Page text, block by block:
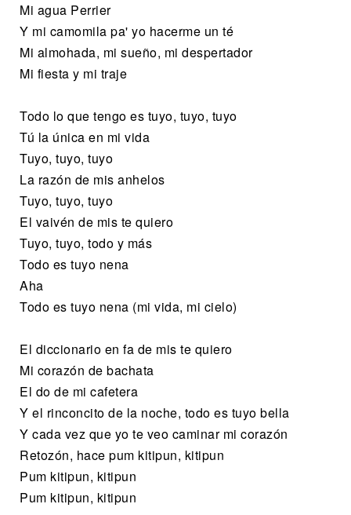
Mi agua Perrier
Y mi camomila pa' yo hacerme un té
Mi almohada, mi sueño, mi despertador
Mi fiesta y mi traje
Todo lo que tengo es tuyo, tuyo, tuyo
Tú la única en mi vida
Tuyo, tuyo, tuyo
La razón de mis anhelos
Tuyo, tuyo, tuyo
El vaivén de mis te quiero
Tuyo, tuyo, todo y más
Todo es tuyo nena
Aha
Todo es tuyo nena (mi vida, mi cielo)
El diccionario en fa de mis te quiero
Mi corazón de bachata
El do de mi cafetera
Y el rinconcito de la noche, todo es tuyo bella
Y cada vez que yo te veo caminar mi corazón
Retozón, hace pum kitipun, kitipun
Pum kitipun, kitipun
Pum kitipun, kitipun